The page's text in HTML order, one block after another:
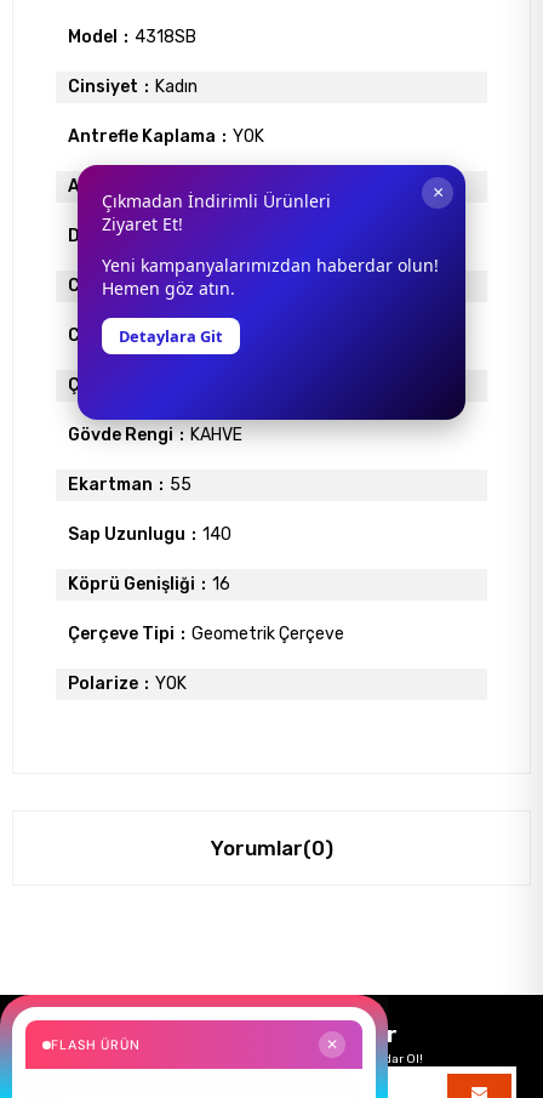
Model 4318SB
Cinsiyet Kadın
Antrefle Kaplama YOK
Ayna
Degrade YOK
Cam Materyali ORGANİK
Cam Rengi KAHVE
Çerçeve Materyali
Gövde Rengi KAHVE
Ekartman 55
Sap Uzunlugu 140
Köprü Genişliği 16
Çerçeve Tipi Geometrik Çerçeve
Polarize YOK
Yorumlar(0)
Size Özel Kampanyalar
Hemen Kayıt Ol Fırsatlardan Önce Sen Haberdar Ol!
×
Çıkmadan İndirimli Ürünleri
Ziyaret Et!
Yeni kampanyalarımızdan haberdar olun!
Hemen göz atın.
Detaylara Git
FLASH ÜRÜN ✕